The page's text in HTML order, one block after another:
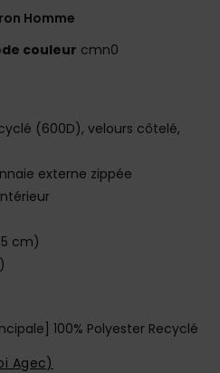
Homme
couleur cmn0
(600D), velours côtelé,
externe zippée
cm)
100% Polyester Recyclé
Agec)